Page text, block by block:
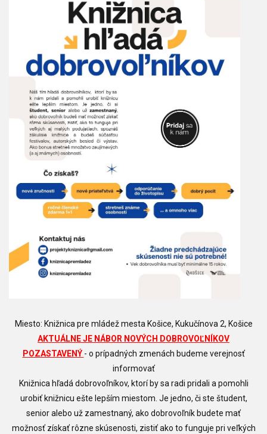
Miesto: Knižnica pre mládež mesta Košice, Kukučínova 2, Košice
AKTUÁLNE JE NÁBOR NOVÝCH DOBROVOĽNÍKOV
POZASTAVENÝ - o prípadných zmenách budeme verejnosť
informovať
Knižnica hľadá dobrovoľníkov, ktorí by sa radi pridali a pomohli
urobiť knižnicu ešte lepším miestom. Je jedno, či ste študent,
senior alebo už zamestnaný, ako dobrovoľník budete mať
možnosť získať rôzne skúsenosti, zistiť ako to funguje pri veľkých